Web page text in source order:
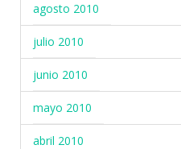
agosto 2010
julio 2010
junio 2010
mayo 2010
abril 2010